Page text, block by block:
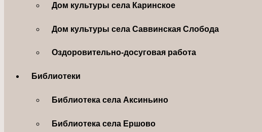
Дом культуры села Каринское
Дом культуры села Саввинская Слобода
Оздоровительно-досуговая работа
Библиотеки
Библиотека села Аксиньино
Библиотека села Ершово